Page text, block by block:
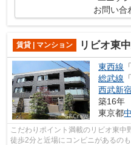
お問い合
賃貸 | マンション リビオ東
東西線
総武線
西武新
築16年
東京都
こだわりポイント満載のリビオ東
徒歩2分と近場にコンビニがあるの